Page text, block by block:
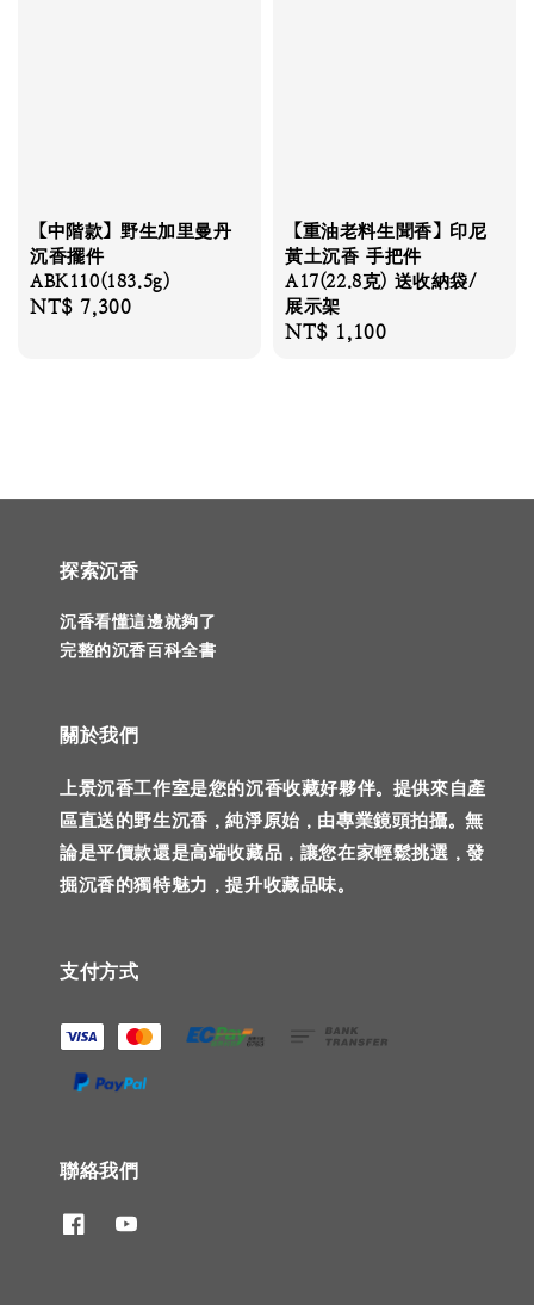
【中階款】野生加里曼丹
沉香擺件
ABK110(183.5g)
Regular
NT$ 7,300
【重油老料生聞香】印尼
黃土沉香 手把件
A17(22.8克) 送收納袋/
展示架
Regular
NT$ 1,100
探索沉香
沉香看懂這邊就夠了
完整的沉香百科全書
關於我們
上景沉香工作室是您的沉香收藏好夥伴。提供來自產
區直送的野生沉香，純淨原始，由專業鏡頭拍攝。無
論是平價款還是高端收藏品，讓您在家輕鬆挑選，發
掘沉香的獨特魅力，提升收藏品味。
支付方式
聯絡我們